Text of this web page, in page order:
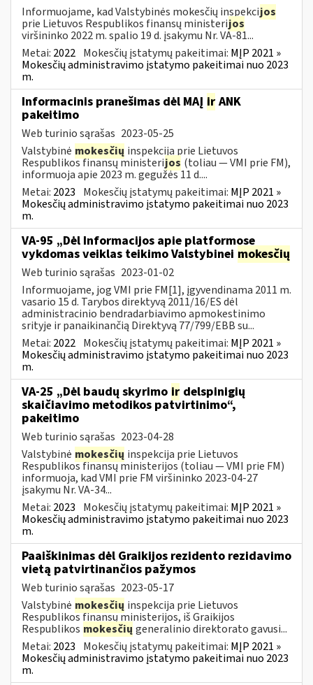
Informuojame, kad Valstybinės mokesčių inspekcijos
prie Lietuvos Respublikos finansų ministerijos
viršininko 2022 m. spalio 19 d. įsakymu Nr. VA-81...
Metai: 2022 Mokesčių įstatymų pakeitimai: MĮP 2021 »
Mokesčių administravimo įstatymo pakeitimai nuo 2023
m.
Informacinis pranešimas dėl MAĮ ir ANK
pakeitimo
Web turinio sąrašas 2023-05-25
Valstybinė mokesčių inspekcija prie Lietuvos
Respublikos finansų ministerijos (toliau — VMI prie FM),
informuoja apie 2023 m. gegužės 11 d....
Metai: 2023 Mokesčių įstatymų pakeitimai: MĮP 2021 »
Mokesčių administravimo įstatymo pakeitimai nuo 2023
m.
VA-95 „Dėl Informacijos apie platformose
vykdomas veiklas teikimo Valstybinei mokesčių
Web turinio sąrašas 2023-01-02
Informuojame, jog VMI prie FM[1], įgyvendinama 2011 m.
vasario 15 d. Tarybos direktyvą 2011/16/ES dėl
administracinio bendradarbiavimo apmokestinimo
srityje ir panaikinančią Direktyvą 77/799/EBB su...
Metai: 2022 Mokesčių įstatymų pakeitimai: MĮP 2021 »
Mokesčių administravimo įstatymo pakeitimai nuo 2023
m.
VA-25 „Dėl baudų skyrimo ir delspinigių
skaičiavimo metodikos patvirtinimo“,
pakeitimo
Web turinio sąrašas 2023-04-28
Valstybinė mokesčių inspekcija prie Lietuvos
Respublikos finansų ministerijos (toliau ― VMI prie FM)
informuoja, kad VMI prie FM viršininko 2023-04-27
įsakymu Nr. VA-34...
Metai: 2023 Mokesčių įstatymų pakeitimai: MĮP 2021 »
Mokesčių administravimo įstatymo pakeitimai nuo 2023
m.
Paaiškinimas dėl Graikijos rezidento rezidavimo
vietą patvirtinančios pažymos
Web turinio sąrašas 2023-05-17
Valstybinė mokesčių inspekcija prie Lietuvos
Respublikos finansų ministerijos, iš Graikijos
Respublikos mokesčių generalinio direktorato gavusi...
Metai: 2023 Mokesčių įstatymų pakeitimai: MĮP 2021 »
Mokesčių administravimo įstatymo pakeitimai nuo 2023
m.